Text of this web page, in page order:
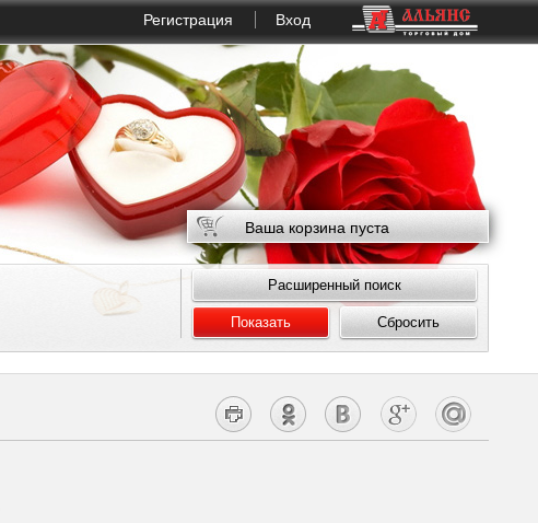
Регистрация Вход
Ваша корзина пуста
Расширенный поиск
Показать Сбросить